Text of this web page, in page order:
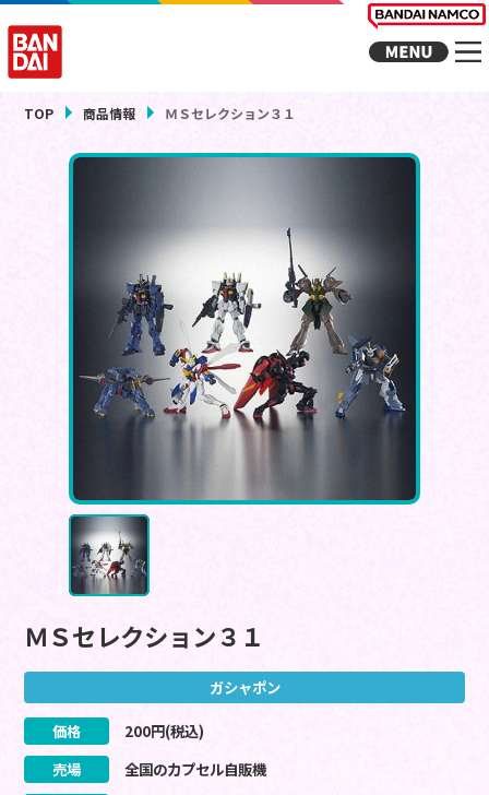
TOP 商品情報 ＭＳセレクション３１
ＭＳセレクション３１
ガシャポン
価格 200円(税込)
売場
全国のカプセル自販機